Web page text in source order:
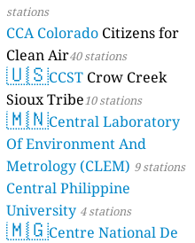
stations
CCA Colorado Citizens for
Clean Air40 stations
🇺🇸CCST Crow Creek
Sioux Tribe10 stations
🇲🇳Central Laboratory
Of Environment And
Metrology (CLEM) 9 stations
Central Philippine
University 4 stations
🇲🇬Centre National De